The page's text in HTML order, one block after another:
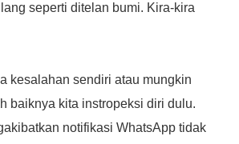
seperti ditelan bumi. Kira-kira
kesalahan sendiri atau mungkin
baiknya kita instropeksi diri dulu.
notifikasi WhatsApp tidak